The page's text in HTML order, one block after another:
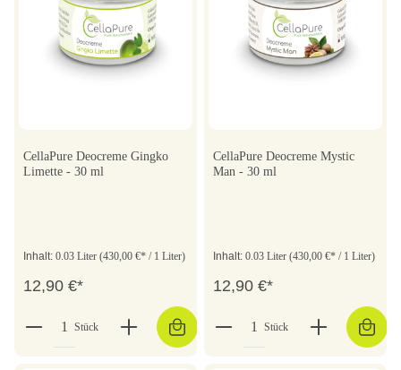
CellaPure Deocreme Gingko
Limette - 30 ml
Inhalt: 0.03 Liter (430,00 €* / 1 Liter)
12,90 €*
Stück
CellaPure Deocreme Mystic
Man - 30 ml
Inhalt: 0.03 Liter (430,00 €* / 1 Liter)
12,90 €*
Stück